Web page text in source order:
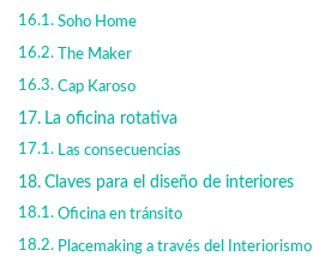
Soho Home
The Maker
Cap Karoso
La oficina rotativa
Las consecuencias
Claves para el diseño de interiores
Oficina en tránsito
Placemaking a través del Interiorismo